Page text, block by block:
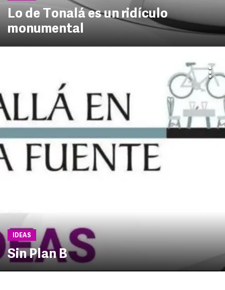
Lo de Tonalá es un ridículo
monumental
IDEAS
Sin Plan B